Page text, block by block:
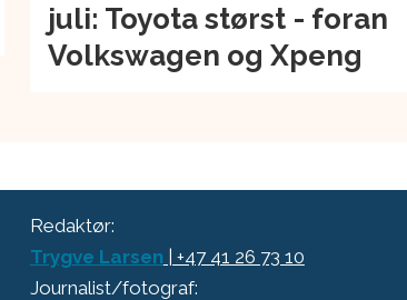
juli: Toyota størst - foran
Volkswagen og Xpeng
Redaktør:
Trygve Larsen | +47 41 26 73 10
Journalist/fotograf: